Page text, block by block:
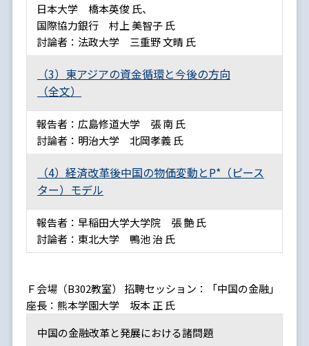
日本大学 橋本英俊 氏、
国際協力銀行 村上 美智子 氏
討論者：法政大学 三重野 文晴 氏
（3）東アジアの資金循環と今後の方向
（全文）
報告者：広島修道大学 張 南 氏
討論者：明治大学 北岡孝義 氏
（4）経済改革後中国の物価変動とP*（ピース
ター）モデル
報告者：早稲田大学大学院 張 艶 氏
討論者：東北大学 鴨池 治 氏
Ｆ会場（B302教室） 招聘セッション：「中国の金融」
座長：熊本学園大学 坂本 正 氏
中国の金融改革と発展における諸問題